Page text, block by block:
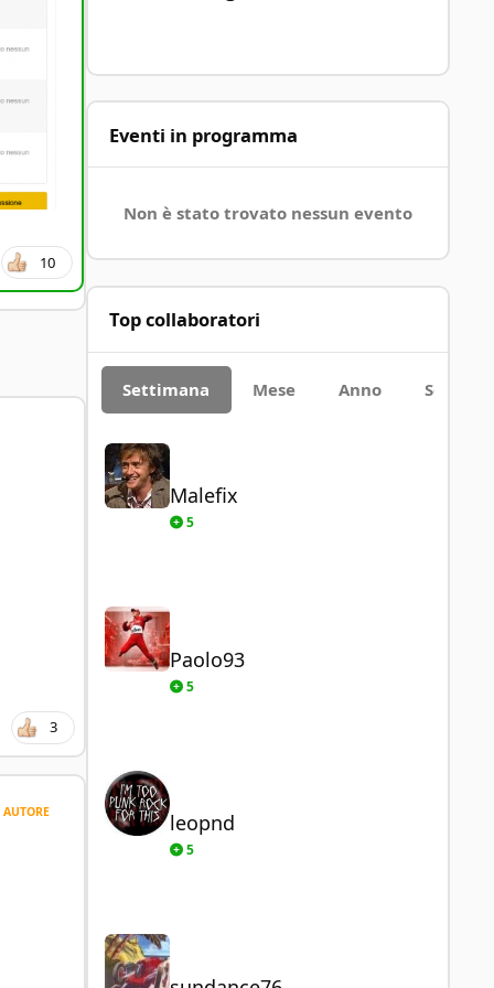
10
3
AUTORE
Eventi in programma
Non è stato trovato nessun evento
Top collaboratori
Settimana Mese Anno Sempre
Malefix
5
Paolo93
Paolo93
5
leopnd
5
sundance76